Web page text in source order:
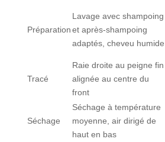
Préparation
Lavage avec shampoing
et après-shampoing
adaptés, cheveu humide
Tracé
Raie droite au peigne fin
alignée au centre du
front
Séchage
Séchage à température
moyenne, air dirigé de
haut en bas